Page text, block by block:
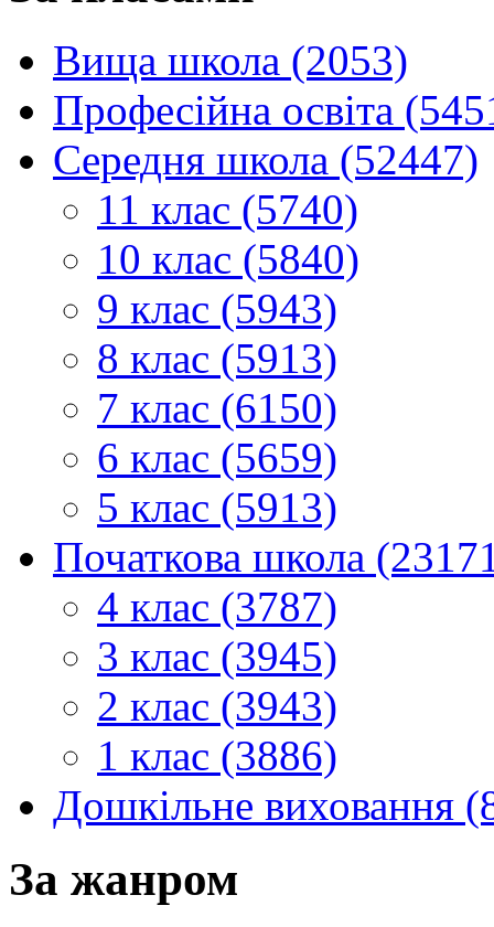
Вища школа (2053)
Професійна освіта
Середня школа (52447)
11 клас (5740)
10 клас (5840)
9 клас (5943)
8 клас (5913)
7 клас (6150)
6 клас (5659)
5 клас (5913)
Початкова школа
4 клас (3787)
3 клас (3945)
2 клас (3943)
1 клас (3886)
Дошкільне виховання
За жанром